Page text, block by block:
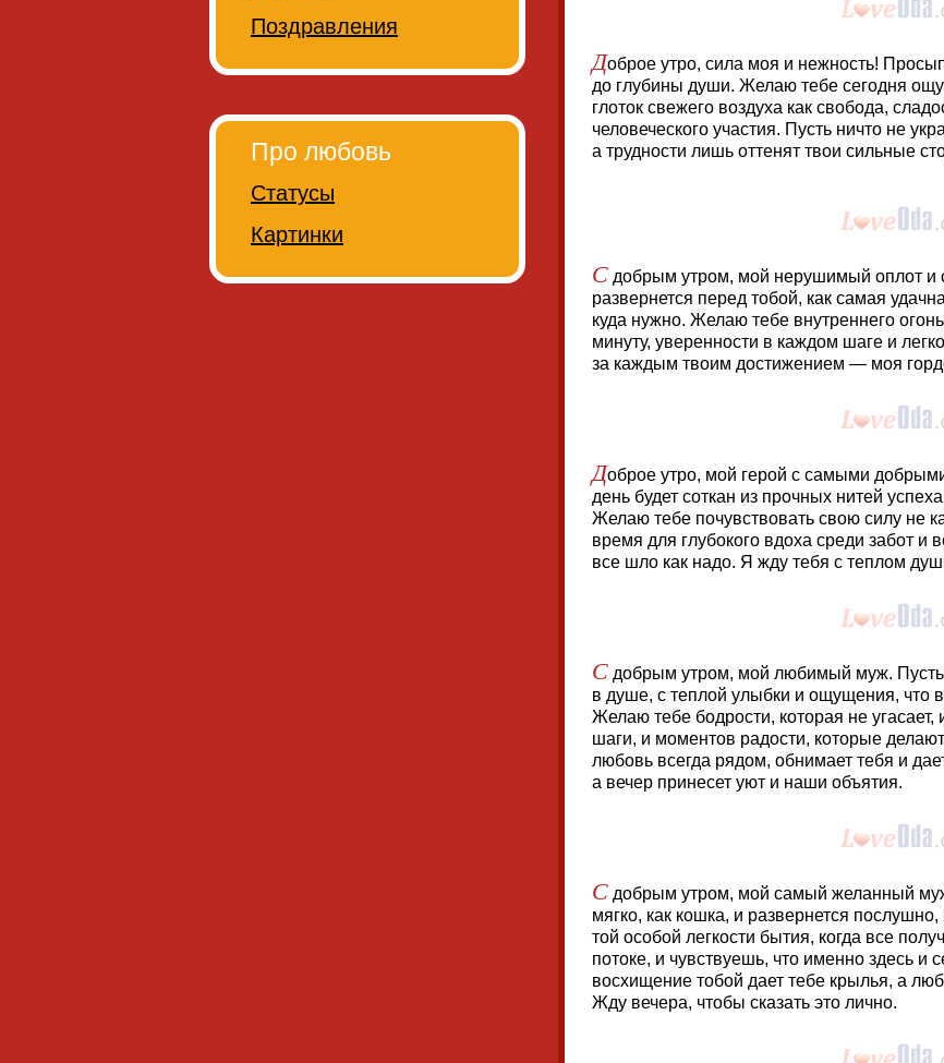
Доброе утро, сила моя и нежность!
до глубины души. Желаю тебе сегодня
глоток свежего воздуха как свобода,
человеческого участия. Пусть ничто не
а трудности лишь оттенят твои сильные
С добрым утром, мой нерушимый оплот и
развернется перед тобой, как самая
куда нужно. Желаю тебе внутреннего
минуту, уверенности в каждом шаге и
за каждым твоим достижением — моя
Доброе утро, мой герой с самыми
день будет соткан из прочных нитей
Желаю тебе почувствовать свою силу не
время для глубокого вдоха среди забот
все шло как надо. Я жду тебя с теплом
С добрым утром, мой любимый муж. Пусть
в душе, с теплой улыбки и ощущения, что
Желаю тебе бодрости, которая не
шаги, и моментов радости, которые
любовь всегда рядом, обнимает тебя и
а вечер принесет уют и наши объятия.
С добрым утром, мой самый желанный
мягко, как кошка, и развернется
той особой легкости бытия, когда все
потоке, и чувствуешь, что именно здесь и
восхищение тобой дает тебе крылья, а
Жду вечера, чтобы сказать это лично.
Поздравления
Про любовь
Статусы
Картинки